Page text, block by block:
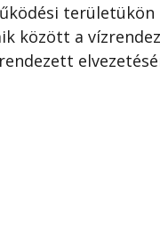
között a